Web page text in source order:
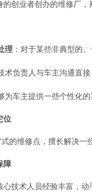
身的创业者创办的维修
理 ：对于某些非典型的
术负责人与车主沟通直
为车主提供一些个性化
位
室”式的维修点，擅长解
障
核心技术人员经验丰富